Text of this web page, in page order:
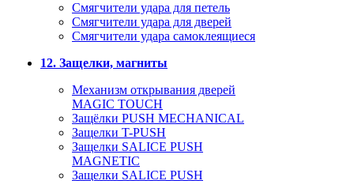
Смягчители удара для петель
Смягчители удара для дверей
Cмягчители удара самоклеящиеся
12. Защелки, магниты
Механизм открывания дверей
MAGIC TOUCH
Защёлки PUSH MECHANICAL
Защелки T-PUSH
Защелки SALICE PUSH
MAGNETIC
Защелки SALICE PUSH